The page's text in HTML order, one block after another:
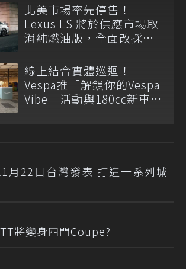
北美市場率先停售！
Lexus LS 將於供應市場取
消純燃油版，全面改採單
線上結合實體巡迴！
Vespa推「解鎖你的Vespa
Vibe」活動與180cc新車全
月22日台灣發表 打造一系列城
將變身四門Coupe?